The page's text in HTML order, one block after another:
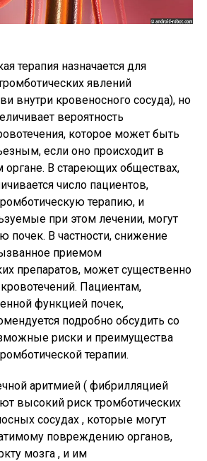
терапия назначается для
явлений
внутри кровеносного сосуда), но
вероятность
которое может быть
если оно происходит в
В стареющих обществах,
число пациентов,
терапию, и
при этом лечении, могут
почек. В частности, снижение
приемом
препаратов, может существенно
кровотечений. Пациентам,
функцией почек,
подробно обсудить со
риски и преимущества
терапии.
аритмией ( фибрилляцией
высокий риск тромботических
сосудах , которые могут
повреждению органов,
мозга , и им